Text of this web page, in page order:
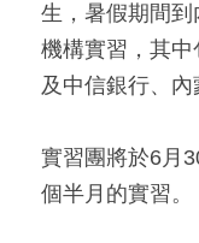
生，暑假期間
機構實習，其
及中信銀行、內
實習團將於6月
個半月的實習。